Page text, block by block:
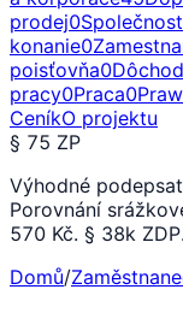
prodej0
konanie0
poisťovňa0
pracy0Praca0
CeníkO projektu
§ 75 ZP
Výhodné
Porovnání
570 Kč. § 38k
Domů/